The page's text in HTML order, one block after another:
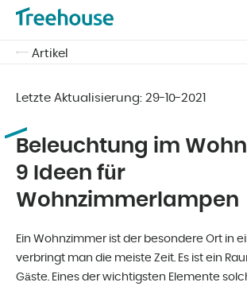
Artikel
Letzte Aktualisierung: 29-10-2021
Beleuchtung im
9 Ideen für
Wohnzimmerlampen
Ein Wohnzimmer ist der besondere Ort in
verbringt man die meiste Zeit. Es ist ein
Gäste. Eines der wichtigsten Elemente